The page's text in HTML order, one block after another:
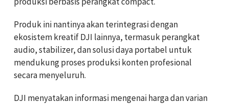
Produk ini nantinya akan terintegrasi dengan
ekosistem kreatif DJI lainnya, termasuk perangkat
audio, stabilizer, dan solusi daya portabel untuk
mendukung proses produksi konten profesional
secara menyeluruh.
DJI menyatakan informasi mengenai harga dan varian